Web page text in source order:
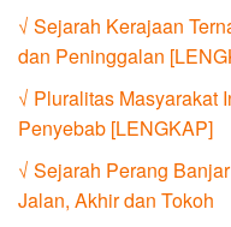
√ Sejarah Kerajaan
dan Peninggalan
√ Pluralitas Masyarakat
Penyebab [LENGKAP]
√ Sejarah Perang
Jalan, Akhir dan Tokoh